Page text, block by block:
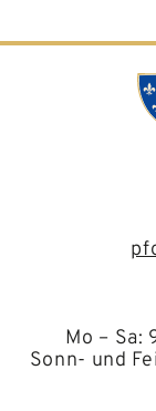
Mo – Sa:
Sonn- und